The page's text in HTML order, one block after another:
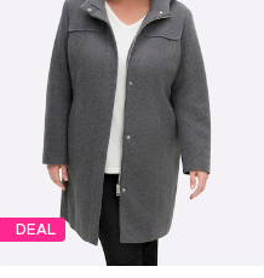
DEAL